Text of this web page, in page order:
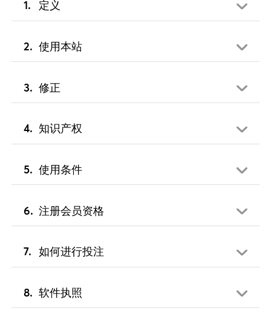
定义
使用本站
修正
知识产权
使用条件
注册会员资格
如何进行投注
软件执照